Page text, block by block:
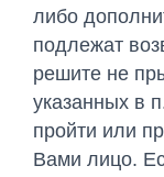
либо
подлежат
решите не
указанных в
пройти или
Вами лицо.